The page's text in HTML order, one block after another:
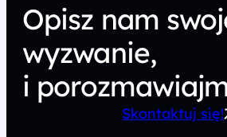
Opisz nam
wyzwanie,
i
Skontaktuj się!